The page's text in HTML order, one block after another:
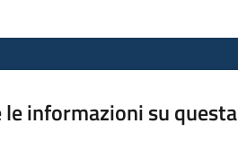
informazioni su questa